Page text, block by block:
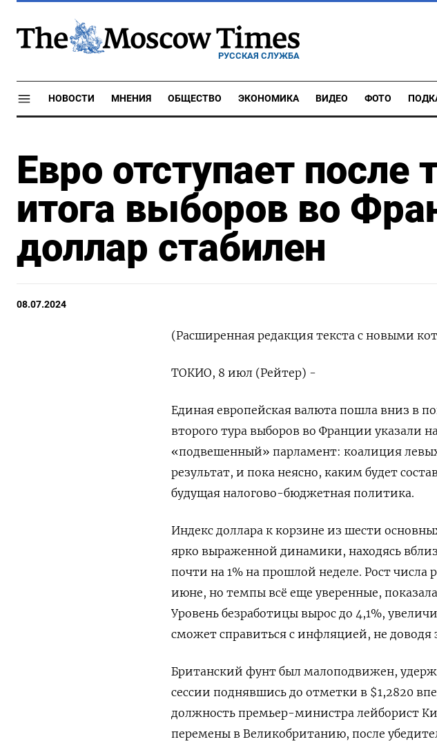
РУССКАЯ СЛУЖБА
НОВОСТИ МНЕНИЯ ОБЩЕСТВО ЭКОНОМИКА ВИДЕО ФОТО
Евро отступает после
итога выборов во
доллар стабилен
08.07.2024
(Расширенная редакция текста с новыми
ТОКИО, 8 июл (Рейтер) -
Единая европейская валюта пошла вниз в
второго тура выборов во Франции указали
«подвешенный» парламент: коалиция
результат, и пока неясно, каким будет
будущая налогово-бюджетная политика.
Индекс доллара к корзине из шести
ярко выраженной динамики, находясь
почти на 1% на прошлой неделе. Рост
июне, но темпы всё еще уверенные,
Уровень безработицы вырос до 4,1%,
сможет справиться с инфляцией, не доводя
Британский фунт был малоподвижен,
сессии поднявшись до отметки в $1,2820
должность премьер-министра лейборист
перемены в Великобританию, после